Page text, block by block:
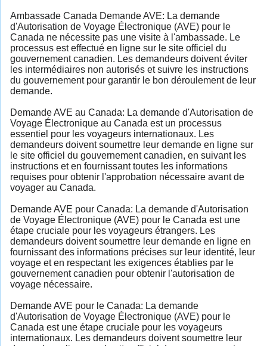
Ambassade Canada Demande AVE: La demande
d'Autorisation de Voyage Électronique (AVE) pour le
Canada ne nécessite pas une visite à l'ambassade. Le
processus est effectué en ligne sur le site officiel du
gouvernement canadien. Les demandeurs doivent éviter
les intermédiaires non autorisés et suivre les instructions
du gouvernement pour garantir le bon déroulement de leur
demande.
Demande AVE au Canada: La demande d'Autorisation de
Voyage Électronique au Canada est un processus
essentiel pour les voyageurs internationaux. Les
demandeurs doivent soumettre leur demande en ligne sur
le site officiel du gouvernement canadien, en suivant les
instructions et en fournissant toutes les informations
requises pour obtenir l'approbation nécessaire avant de
voyager au Canada.
Demande AVE pour Canada: La demande d'Autorisation
de Voyage Électronique (AVE) pour le Canada est une
étape cruciale pour les voyageurs étrangers. Les
demandeurs doivent soumettre leur demande en ligne en
fournissant des informations précises sur leur identité, leur
voyage et en respectant les exigences établies par le
gouvernement canadien pour obtenir l'autorisation de
voyage nécessaire.
Demande AVE pour le Canada: La demande
d'Autorisation de Voyage Électronique (AVE) pour le
Canada est une étape cruciale pour les voyageurs
internationaux. Les demandeurs doivent soumettre leur